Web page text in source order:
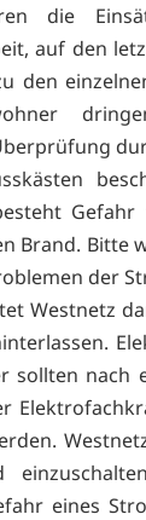
die
auf den
den
Brand. Bitte
der
Westnetz
sollten
eines